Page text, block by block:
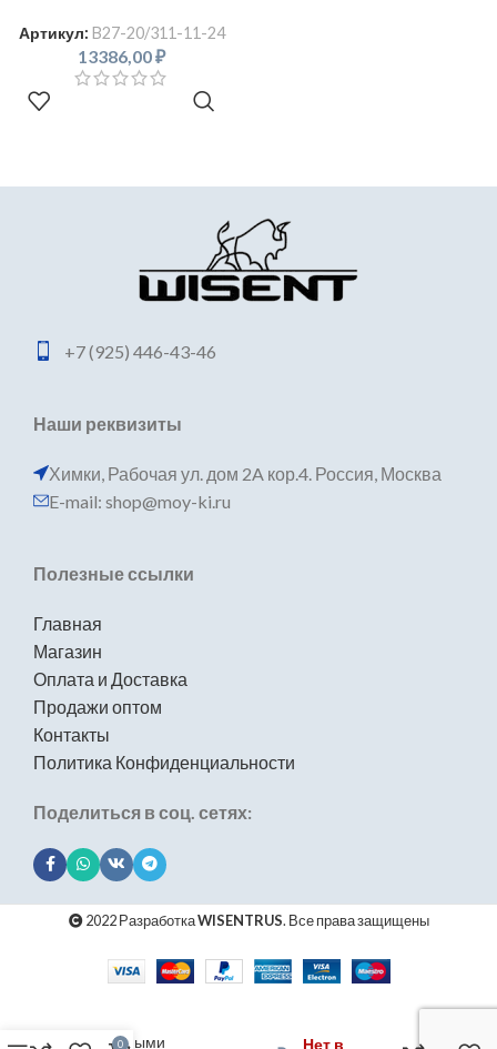
Артикул: B27-20/311-11-24
13386,00₽
+7 (925) 446-43-46
Наши реквизиты
Химки, Рабочая ул. дом 2A кор.4. Россия, Москва
E-mail: shop@moy-ki.ru
Полезные ссылки
Главная
Магазин
Оплата и Доставка
Продажи оптом
Контакты
Политика Конфиденциальности
Поделиться в соц. сетях:
2022 РазработкаWISENTRUS. Все права защищены
подвижными
Нет в
0